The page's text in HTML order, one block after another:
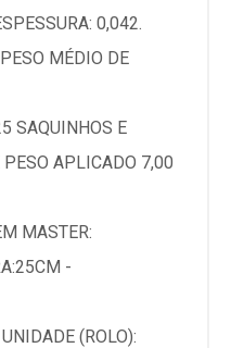
0,042.
MÉDIO DE
SAQUINHOS E
APLICADO 7,00
MASTER:
-
(ROLO):